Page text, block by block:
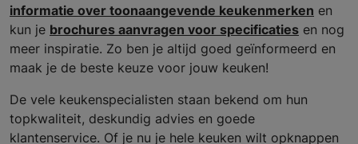
informatie over toonaangevende keukenmerken en
kun je brochures aanvragen voor specificaties en nog
meer inspiratie. Zo ben je altijd goed geïnformeerd en
maak je de beste keuze voor jouw keuken!
De vele keukenspecialisten staan bekend om hun
topkwaliteit, deskundig advies en goede
klantenservice. Of je nu je hele keuken wilt opknappen